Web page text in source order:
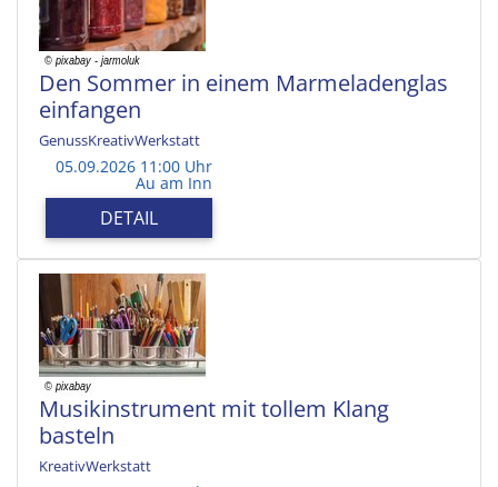
Den Sommer in einem Marmeladenglas
einfangen
GenussKreativWerkstatt
05.09.2026 11:00 Uhr
Au am Inn
DETAIL
Musikinstrument mit tollem Klang
basteln
KreativWerkstatt